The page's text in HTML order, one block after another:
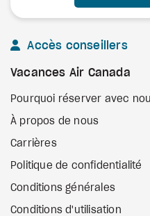
Accès conseillers
Vacances Air Canada
Pourquoi réserver avec
À propos de nous
Carrières
Politique de confidentialité
Conditions générales
Conditions d'utilisation